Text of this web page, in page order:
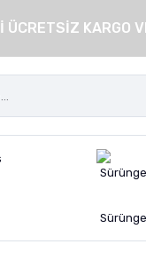
KARGO